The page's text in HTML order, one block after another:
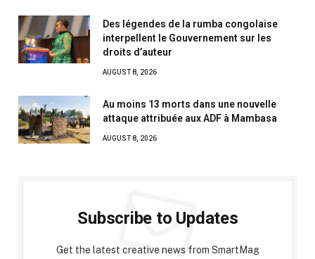
Des légendes de la rumba congolaise
interpellent le Gouvernement sur les
droits d’auteur
AUGUST 8, 2026
Au moins 13 morts dans une nouvelle
attaque attribuée aux ADF à Mambasa
AUGUST 8, 2026
Subscribe to Updates
Get the latest creative news from SmartMag